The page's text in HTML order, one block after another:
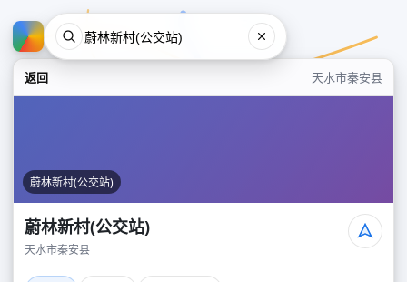
返回 天水市秦安县
蔚林新村(公交站)
蔚林新村(公交站)
天水市秦安县